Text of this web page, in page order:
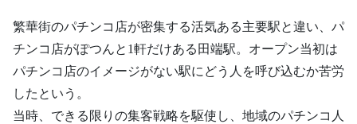
繁華街のパチンコ店が密集する活気ある主要駅と違い、パ
チンコ店がぽつんと1軒だけある田端駅。オープン当初は
パチンコ店のイメージがない駅にどう人を呼び込むか苦労
したという。
当時、できる限りの集客戦略を駆使し、地域のパチンコ人